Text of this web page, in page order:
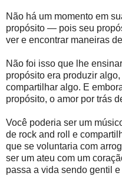
Não há um momento em
propósito — pois seu
ver e encontrar maneiras
Não foi isso que lhe
propósito era produzir
compartilhar algo. E
propósito, o amor por trás
Você poderia ser um
de rock and roll e
que se voluntaria com
ser um ateu com um
passa a vida sendo gentil